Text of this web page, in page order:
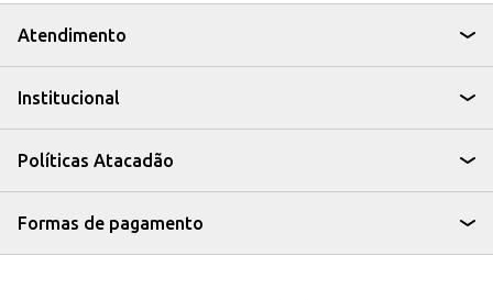
Atendimento
Institucional
Políticas Atacadão
Formas de pagamento